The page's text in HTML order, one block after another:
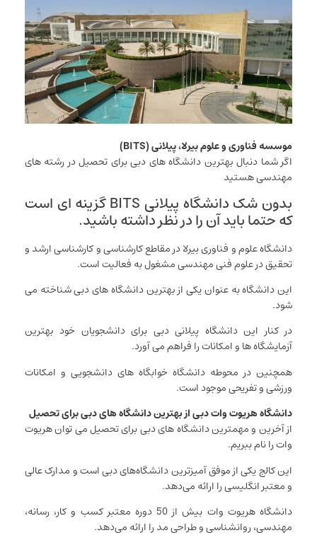
موسسه فناوری و علوم بیرلا، پیلانی (BITS)
اگر شما دنبال بهترین دانشگاه های دبی برای تحصیل در رشته های
مهندسی هستید
بدون شک دانشگاه پیلانی BITS گزینه ای است
که حتما باید آن را در نظر داشته باشید.
دانشگاه علوم و فناوری بیرلا در مقاطع کارشناسی و کارشناسی ارشد و
تحقیق در علوم فنی مهندسی مشغول به فعالیت است.
این دانشگاه به عنوان یکی از بهترین دانشگاه های دبی شناخته می
شود.
در کنار این دانشگاه پیلانی دبی برای دانشجویان خود بهترین
آزمایشگاه ها و امکانات را فراهم می آورد.
همچنین در محوطه دانشگاه خوابگاه های دانشجویی و امکانات
ورزشی و تفریحی موجود است.
دانشگاه هریوت وات دبی از بهترین دانشگاه های دبی برای تحصیل
از آخرین و مهمترین دانشگاه های دبی برای تحصیل می توان هریوت
وات را نام ببریم.
این کالج یکی از موفق آمیزترین دانشگاه‌های دبی است و مدارک عالی
و معتبر انگلیسی را ارائه می‌دهد.
دانشگاه هریوت وات بیش از 50 دوره معتبر کسب و کار، رسانه،
مهندسی، روانشناسی و طراحی مد را ارائه می‌دهد.